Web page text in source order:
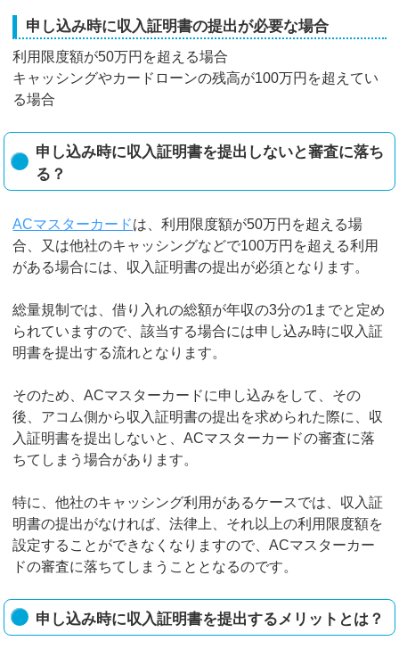
申し込み時に収入証明書の提出が必要な場合
利用限度額が50万円を超える場合
キャッシングやカードローンの残高が100万円を超えてい
る場合
申し込み時に収入証明書を提出しないと審査に落ち
る？
ACマスターカードは、利用限度額が50万円を超える場
合、又は他社のキャッシングなどで100万円を超える利用
がある場合には、収入証明書の提出が必須となります。
総量規制では、借り入れの総額が年収の3分の1までと定め
られていますので、該当する場合には申し込み時に収入証
明書を提出する流れとなります。
そのため、ACマスターカードに申し込みをして、その
後、アコム側から収入証明書の提出を求められた際に、収
入証明書を提出しないと、ACマスターカードの審査に落
ちてしまう場合があります。
特に、他社のキャッシング利用があるケースでは、収入証
明書の提出がなければ、法律上、それ以上の利用限度額を
設定することができなくなりますので、ACマスターカー
ドの審査に落ちてしまうこととなるのです。
申し込み時に収入証明書を提出するメリットとは？